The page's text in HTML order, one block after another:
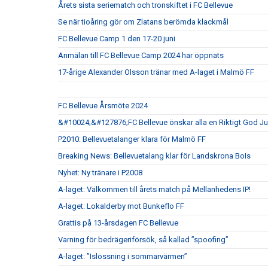
Årets sista seriematch och tronskiftet i FC Bellevue
Se när tioåring gör om Zlatans berömda klackmål
FC Bellevue Camp 1 den 17-20 juni
Anmälan till FC Bellevue Camp 2024 har öppnats
17-årige Alexander Olsson tränar med A-laget i Malmö FF
FC Bellevue Årsmöte 2024
&#10024;&#127876;FC Bellevue önskar alla en Riktigt God
P2010: Bellevuetalanger klara för Malmö FF
Breaking News: Bellevuetalang klar för Landskrona BoIs
Nyhet: Ny tränare i P2008
A-laget: Välkommen till årets match på Mellanhedens IP!
A-laget: Lokalderby mot Bunkeflo FF
Grattis på 13-årsdagen FC Bellevue
Varning för bedrägeriförsök, så kallad ”spoofing”
A-laget: ”Islossning i sommarvärmen”